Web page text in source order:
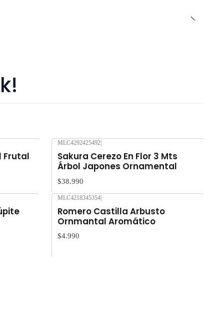
Frutal
MLC4292425492
Sakura Cerezo En Flor 3 Mts
Árbol Japones Ornamental
$38.990
MLC4218345354|
Romero Castilla Arbusto
Ornmantal Aromático
$4.990